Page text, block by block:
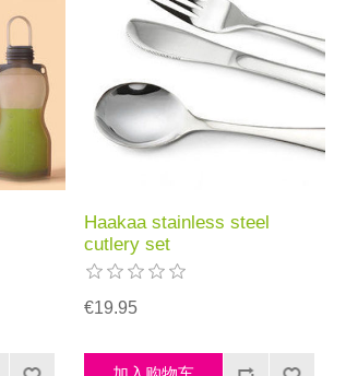
Haakaa stainless steel
cutlery set
€19.95